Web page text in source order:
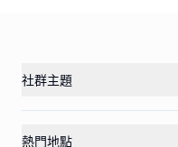
社群主題
熱門地點